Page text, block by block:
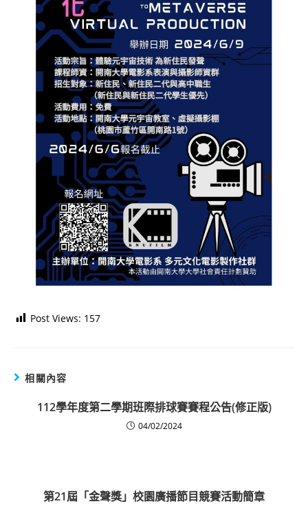
Post Views: 157
相關內容
112學年度第二學期班際排球賽賽程公告(修正版)
04/02/2024
第21屆「金聲獎」校園廣播節目競賽活動簡章